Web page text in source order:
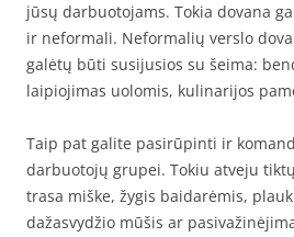
jūsų darbuotojams. Tokia dovana
ir neformali. Neformalių verslo
galėtų būti susijusios su šeima:
laipiojimas uolomis, kulinarijos
Taip pat galite pasirūpinti ir
darbuotojų grupei. Tokiu atveju
trasa miške, žygis baidarėmis,
dažasvydžio mūšis ar